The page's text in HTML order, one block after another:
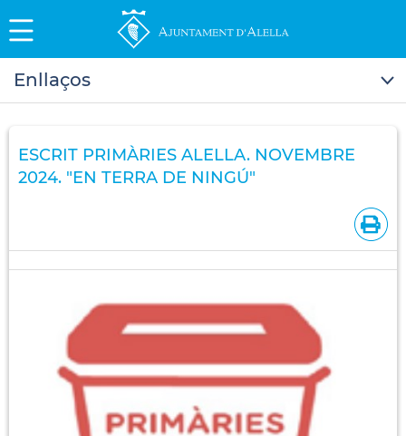
Enllaços
ESCRIT PRIMÀRIES ALELLA. NOVEMBRE
2024. "EN TERRA DE NINGÚ"